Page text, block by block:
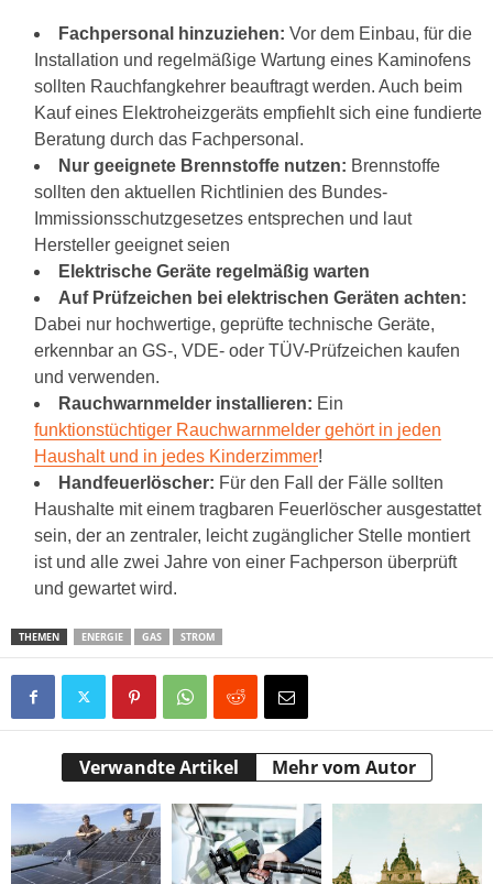
Fachpersonal hinzuziehen: Vor dem Einbau, für die
Installation und regelmäßige Wartung eines Kaminofens
sollten Rauchfangkehrer beauftragt werden. Auch beim
Kauf eines Elektroheizgeräts empfiehlt sich eine fundierte
Beratung durch das Fachpersonal.
Nur geeignete Brennstoffe nutzen: Brennstoffe
sollten den aktuellen Richtlinien des Bundes-
Immissionsschutzgesetzes entsprechen und laut
Hersteller geeignet seien
Elektrische Geräte regelmäßig warten
Auf Prüfzeichen bei elektrischen Geräten achten:
Dabei nur hochwertige, geprüfte technische Geräte,
erkennbar an GS-, VDE- oder TÜV-Prüfzeichen kaufen
und verwenden.
Rauchwarnmelder installieren: Ein
funktionstüchtiger Rauchwarnmelder gehört in jeden
Haushalt und in jedes Kinderzimmer!
Handfeuerlöscher: Für den Fall der Fälle sollten
Haushalte mit einem tragbaren Feuerlöscher ausgestattet
sein, der an zentraler, leicht zugänglicher Stelle montiert
ist und alle zwei Jahre von einer Fachperson überprüft
und gewartet wird.
THEMEN ENERGIE GAS STROM
Verwandte Artikel Mehr vom Autor